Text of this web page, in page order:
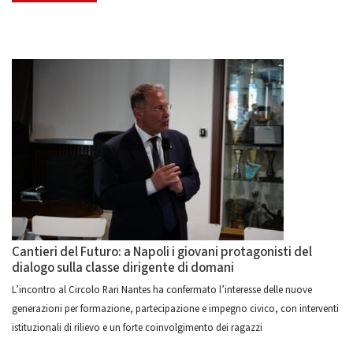
Cantieri del Futuro: a Napoli i giovani protagonisti del
dialogo sulla classe dirigente di domani
L’incontro al Circolo Rari Nantes ha confermato l’interesse delle nuove
generazioni per formazione, partecipazione e impegno civico, con interventi
istituzionali di rilievo e un forte coinvolgimento dei ragazzi